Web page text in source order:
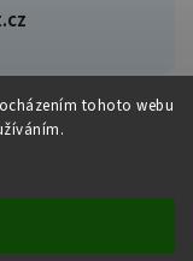
tohoto webu
práva vyhrazena.